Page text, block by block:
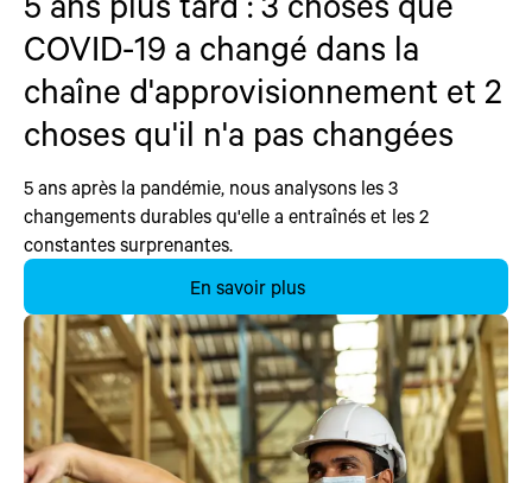
COVID-19 a changé dans la
chaîne d'approvisionnement et 2
choses qu'il n'a pas changées
5 ans après la pandémie, nous analysons les 3
changements durables qu'elle a entraînés et les 2
constantes surprenantes.
En savoir plus